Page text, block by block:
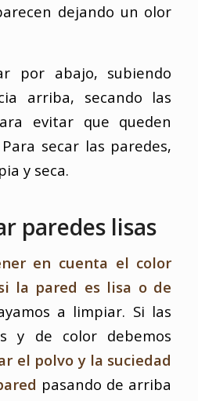
dejando un olor
por abajo, subiendo
arriba, secando las
evitar que queden
secar las paredes,
y seca.
paredes lisas
en cuenta el color
la pared es lisa o de
a limpiar. Si las
y de color debemos
el polvo y la suciedad
pasando de arriba